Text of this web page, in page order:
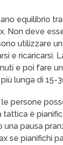
equilibrio
Non deve
utilizzare
e ricaricarsi.
e poi fare
lunga di
le persone
tattica è
pausa
se pianifichi